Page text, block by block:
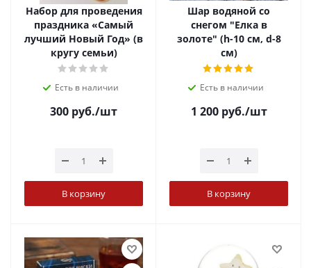
Набор для проведения
праздника «Самый
лучший Новый Год» (в
кругу семьи)
Есть в наличии
300 руб./шт
В корзину
Шар водяной со
снегом "Елка в
золоте" (h-10 см, d-8
см)
Есть в наличии
1 200руб./шт
В корзину